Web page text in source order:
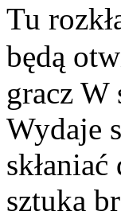
Tu
będą
gracz W
Wydaje
sztuka